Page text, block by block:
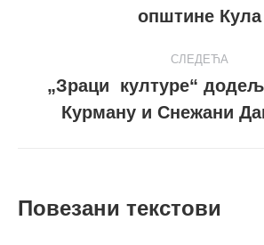
пост
општине Кула
СЛЕДЕЋА
Следећи
пост
„Зраци културе“
Курману и Снежани
Повезани текстови